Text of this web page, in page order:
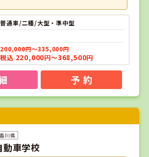
普通車/二種/大型・準中型
200,000円～335,000円
税込 220,000円～368,500円
予 約
香川県
動車学校